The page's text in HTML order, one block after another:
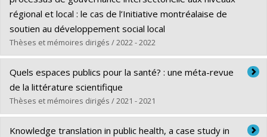
Diplôme obtenu :M. Sc.
Lien vers le document dans Papyrus
régional et local : le cas de l’Initiative montréalaise de
soutien au développement social local
Thèses et mémoires dirigés / 2022 - 2022
Diplômé(e) :Borvil, Achille Dadly
Cycle :Doctorat
Diplôme obtenu :Ph. D.
Lien vers le document dans Papyrus
Quels espaces publics pour la santé? : une méta-revue
de la littérature scientifique
Thèses et mémoires dirigés / 2021 - 2021
Diplômé(e) :Braën, Caroline
Knowledge translation in public health, a case study in